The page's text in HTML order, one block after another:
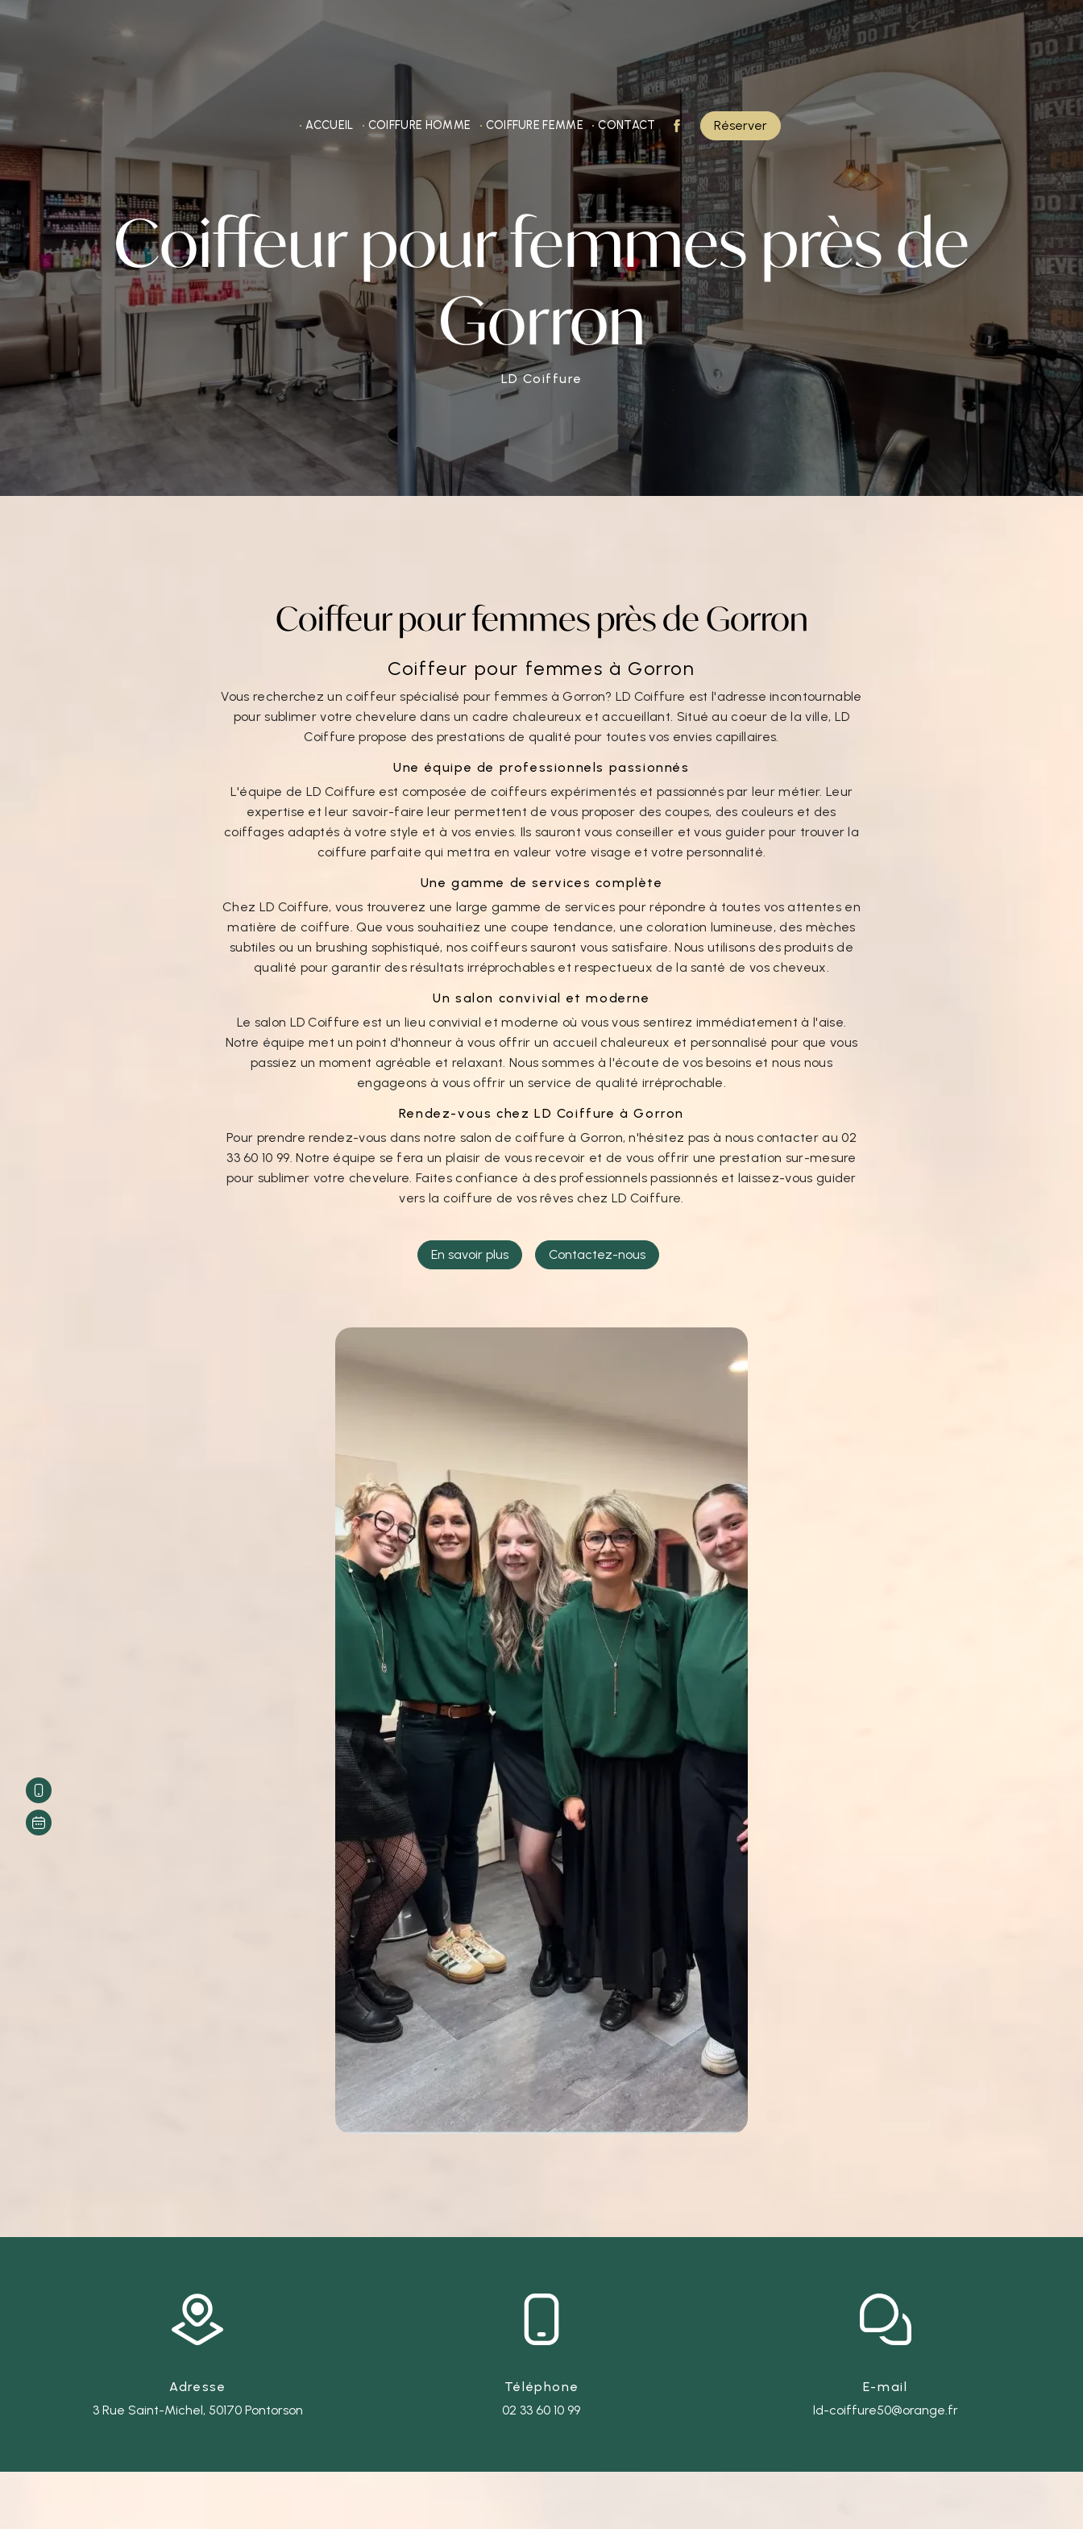
ACCUEIL COIFFURE HOMME COIFFURE FEMME CONTACT Réserver
Coiffeur pour femmes près de
Gorron
LD Coiffure
Coiffeur pour femmes près de Gorron
Coiffeur pour femmes à Gorron
Vous recherchez un coiffeur spécialisé pour femmes à Gorron? LD Coiffure est l'adresse incontournable
pour sublimer votre chevelure dans un cadre chaleureux et accueillant. Situé au coeur de la ville, LD
Coiffure propose des prestations de qualité pour toutes vos envies capillaires.
Une équipe de professionnels passionnés
L'équipe de LD Coiffure est composée de coiffeurs expérimentés et passionnés par leur métier. Leur
expertise et leur savoir-faire leur permettent de vous proposer des coupes, des couleurs et des
coiffages adaptés à votre style et à vos envies. Ils sauront vous conseiller et vous guider pour trouver la
coiffure parfaite qui mettra en valeur votre visage et votre personnalité.
Une gamme de services complète
Chez LD Coiffure, vous trouverez une large gamme de services pour répondre à toutes vos attentes en
matière de coiffure. Que vous souhaitiez une coupe tendance, une coloration lumineuse, des mèches
subtiles ou un brushing sophistiqué, nos coiffeurs sauront vous satisfaire. Nous utilisons des produits de
qualité pour garantir des résultats irréprochables et respectueux de la santé de vos cheveux.
Un salon convivial et moderne
Le salon LD Coiffure est un lieu convivial et moderne où vous vous sentirez immédiatement à l'aise.
Notre équipe met un point d'honneur à vous offrir un accueil chaleureux et personnalisé pour que vous
passiez un moment agréable et relaxant. Nous sommes à l'écoute de vos besoins et nous nous
engageons à vous offrir un service de qualité irréprochable.
Rendez-vous chez LD Coiffure à Gorron
Pour prendre rendez-vous dans notre salon de coiffure à Gorron, n'hésitez pas à nous contacter au 02
33 60 10 99. Notre équipe se fera un plaisir de vous recevoir et de vous offrir une prestation sur-mesure
pour sublimer votre chevelure. Faites confiance à des professionnels passionnés et laissez-vous guider
vers la coiffure de vos rêves chez LD Coiffure.
En savoir plus Contactez-nous
Adresse
3 Rue Saint-Michel, 50170 Pontorson
Téléphone
02 33 60 10 99
E-mail
ld-coiffure50@orange.fr